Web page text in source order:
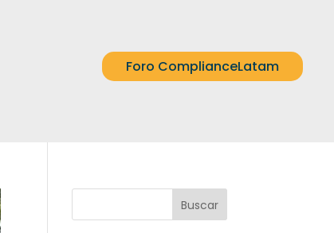
Foro ComplianceLatam
Buscar